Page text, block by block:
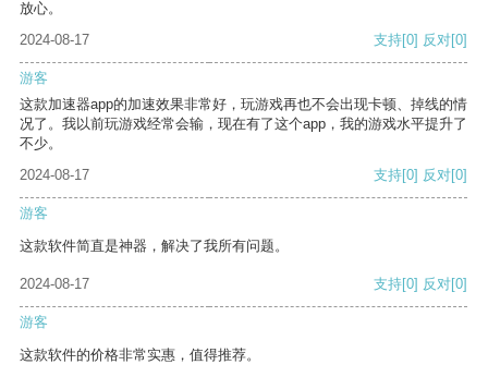
放心。
2024-08-17
支持[0] 反对[0]
游客
这款加速器app的加速效果非常好，玩游戏再也不会出现卡顿、掉线的情
况了。我以前玩游戏经常会输，现在有了这个app，我的游戏水平提升了
不少。
2024-08-17
支持[0] 反对[0]
游客
这款软件简直是神器，解决了我所有问题。
2024-08-17 支持[0] 反对[0]
游客
这款软件的价格非常实惠，值得推荐。